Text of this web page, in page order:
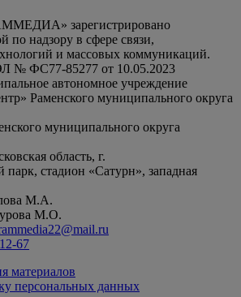
зарегистрировано
по надзору в сфере связи,
и массовых коммуникаций.
№ ФС77-85277 от 10.05.2023
автономное учреждение
Раменского муниципального округа
муниципального округа
область, г.
парк, стадион «Сатурн», западная
М.А.
М.О.
67
материалов
персональных данных